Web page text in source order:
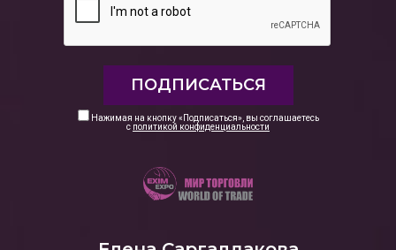
Нажимая на кнопку «Подписаться», вы соглашаетесь
с политикой конфиденциальности